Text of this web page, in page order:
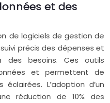
et des
de logiciels de gestion de
précis des dépenses et
des besoins. Ces outils
et permettent de
L’adoption d’un
réduction de 10% des